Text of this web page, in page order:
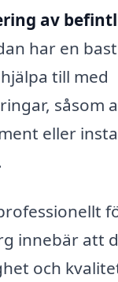
av
har en
till med
såsom
eller
innebär att
och